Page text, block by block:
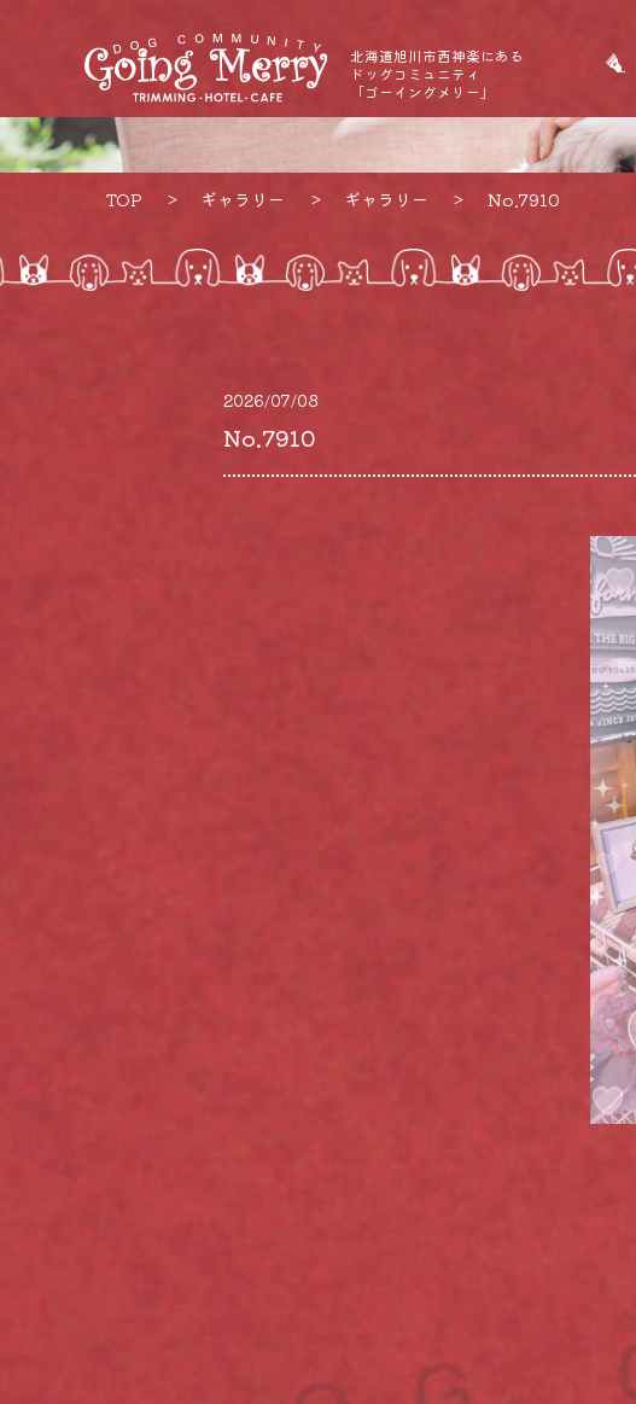
北海道旭川市西神楽にある
ドッグコミュニティ
「ゴーイングメリー」
TOP ギャラリー ギャラリー No.7910
2026/07/08
No.7910